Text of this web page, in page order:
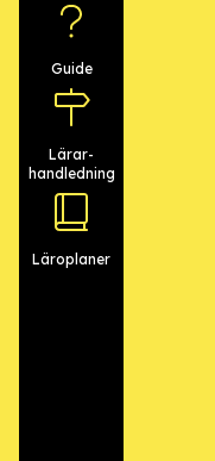
Guide
Lärar­
handledning
Läroplaner